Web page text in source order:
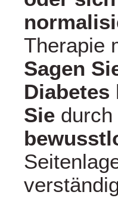
Therapie
Sagen
Diabetes
Sie